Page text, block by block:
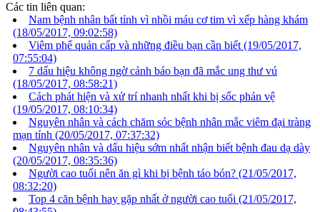
Các tin liên quan:
Nam bệnh nhân bất tỉnh vì nhồi máu cơ tim vì xếp hàng khám
(18/05/2017, 09:02:58)
Viêm phế quản cấp và những điều bạn cần biết (19/05/2017,
07:55:04)
7 dấu hiệu không ngờ cảnh báo bạn đã mắc ung thư vú
(18/05/2017, 08:58:21)
Cách phát hiện và xử trí nhanh nhất khi bị sốc phản vệ
(19/05/2017, 08:10:34)
Nguyên nhân và cách chăm sóc bệnh nhân mắc viêm đại tràng
mạn tính (20/05/2017, 07:37:32)
Nguyên nhân và dấu hiệu sớm nhất nhận biết bệnh đau dạ dày
(20/05/2017, 08:35:36)
Người cao tuổi nên ăn gì khi bị bệnh táo bón? (21/05/2017,
08:32:20)
Top 4 căn bệnh hay gặp nhất ở người cao tuổi (21/05/2017,